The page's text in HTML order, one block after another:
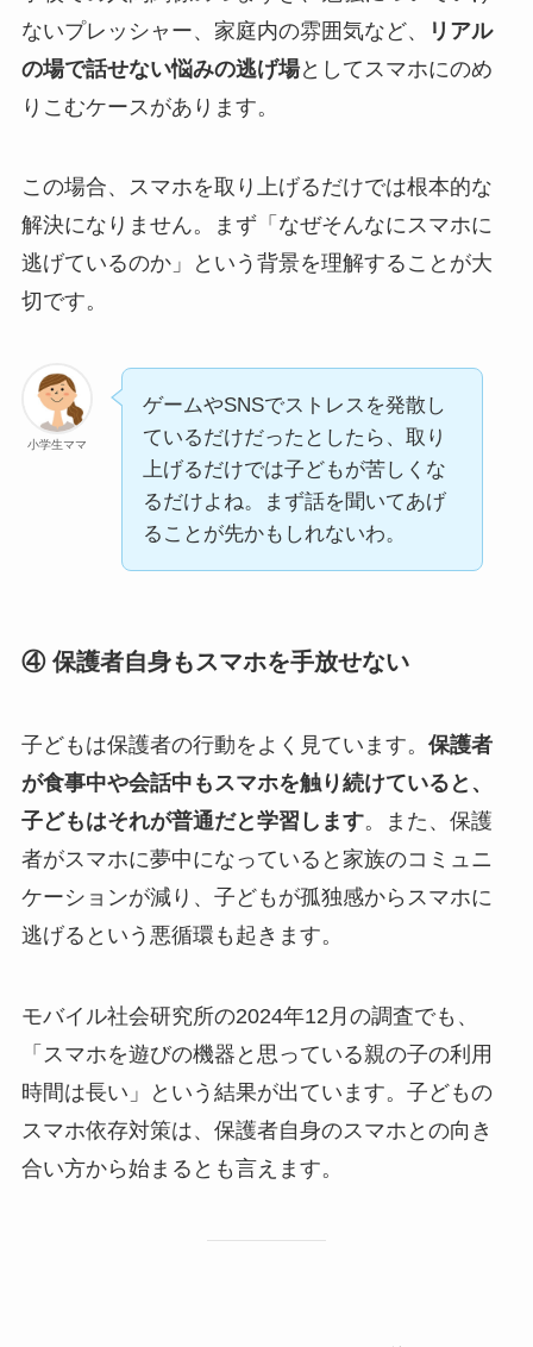
ないプレッシャー、家庭内の雰囲気など、
リアル
の場で話せない悩みの逃げ場としてスマホにのめ
りこむケースがあります。
この場合、スマホを取り上げるだけでは根本的な
解決になりません。まず「なぜそんなにスマホに
逃げているのか」という背景を理解することが大
切です。
小学生ママ
ゲームやSNSでストレスを発散し
ているだけだったとしたら、取り
上げるだけでは子どもが苦しくな
るだけよね。まず話を聞いてあげ
ることが先かもしれないわ。
④ 保護者自身もスマホを手放せない
子どもは保護者の行動をよく見ています。 保護者
が食事中や会話中もスマホを触り続けていると、
子どもはそれが普通だと学習します。また、保護
者がスマホに夢中になっていると家族のコミュニ
ケーションが減り、子どもが孤独感からスマホに
逃げるという悪循環も起きます。
モバイル社会研究所の2024年12月の調査でも、
「スマホを遊びの機器と思っている親の子の利用
時間は長い」という結果が出ています。子どもの
スマホ依存対策は、保護者自身のスマホとの向き
合い方から始まるとも言えます。